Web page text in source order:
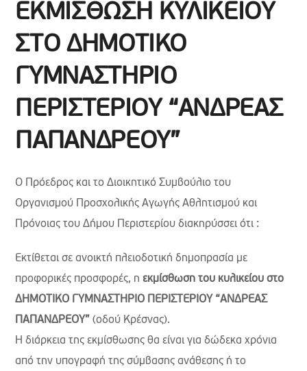
ΕΚΜΙΣΘΩΣΗ ΚΥΛΙΚΕΙΟΥ
ΣΤΟ ΔΗΜΟΤΙΚΟ
ΓΥΜΝΑΣΤΗΡΙΟ
ΠΕΡΙΣΤΕΡΙΟΥ “ΑΝΔΡΕΑΣ
ΠΑΠΑΝΔΡΕΟΥ”
Ο Πρόεδρος και το Διοικητικό Συμβούλιο του
Οργανισμού Προσχολικής Αγωγής Αθλητισμού και
Πρόνοιας του Δήμου Περιστερίου διακηρύσσει ότι :
Εκτίθεται σε ανοικτή πλειοδοτική δημοπρασία με
προφορικές προσφορές, ηεκμίσθωση του κυλικείου στο
ΔΗΜΟΤΙΚΟ ΓΥΜΝΑΣΤΗΡΙΟ ΠΕΡΙΣΤΕΡΙΟΥ “ΑΝΔΡΕΑΣ
ΠΑΠΑΝΔΡΕΟΥ” (οδού Κρέσνας).
Η διάρκεια της εκμίσθωσης θα είναι για δώδεκα χρόνια
από την υπογραφή της σύμβασης ανάθεσης ή το